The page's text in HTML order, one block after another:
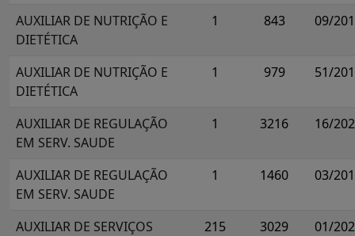
AUXILIAR DE NUTRIÇÃO E
DIETÉTICA
1 843 09/
AUXILIAR DE NUTRIÇÃO E
DIETÉTICA
1 979 51/
AUXILIAR DE REGULAÇÃO
EM SERV. SAUDE
1 3216 16/
AUXILIAR DE REGULAÇÃO
EM SERV. SAUDE
1 1460 03/
AUXILIAR DE SERVIÇOS
215 3029 01/